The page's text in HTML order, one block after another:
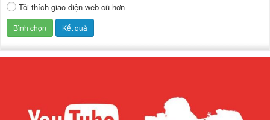
Tôi thích giao diện web cũ hơn